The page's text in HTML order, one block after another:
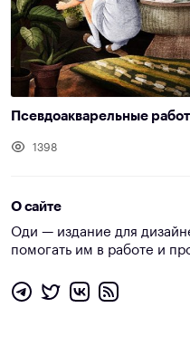
Псевдоакварельные
1398
О сайте
Оди — издание для
помогать им в работе и